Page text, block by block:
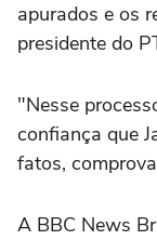
apurados e os
presidente do
"Nesse
confiança que
fatos,
A BBC News